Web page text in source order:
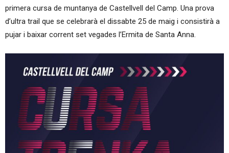
primera cursa de muntanya de Castellvell del Camp. Una prova
d’ultra trail que se celebrarà el dissabte 25 de maig i consistirà a
pujar i baixar corrent set vegades l’Ermita de Santa Anna.